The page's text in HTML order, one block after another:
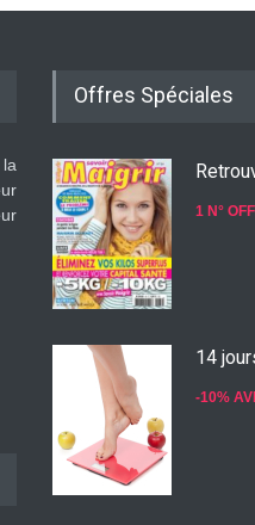
Offres Spéciales
1 N°
14
-10%